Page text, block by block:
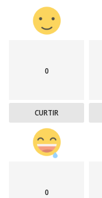
0
CURTIR
0